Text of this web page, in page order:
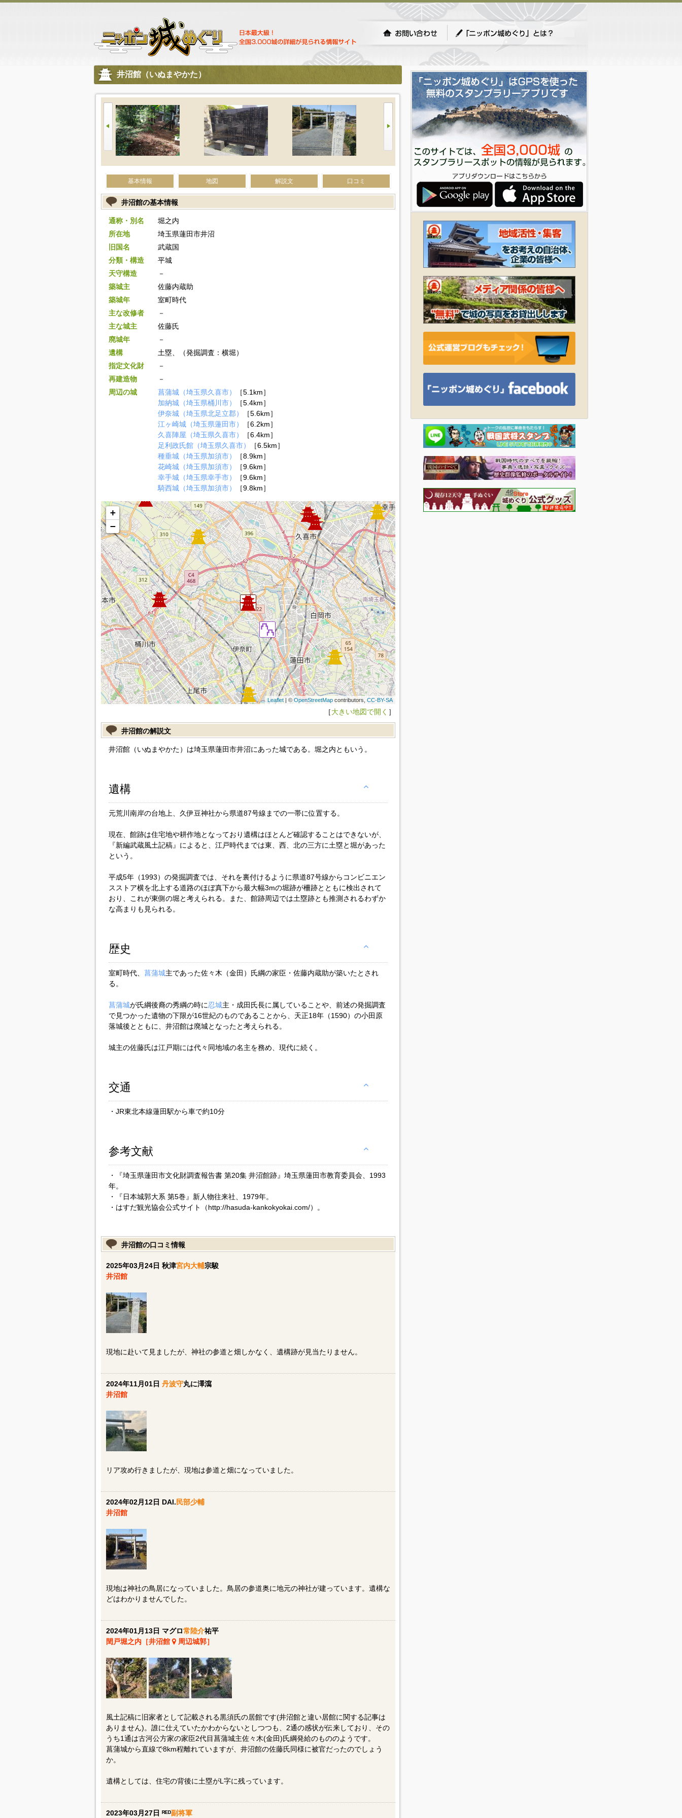
井沼館（いぬまやかた）
基本情報 地図 解説文 口コミ
井沼館の基本情報
通称・別名
堀之内
所在地
埼玉県蓮田市井沼
旧国名
武蔵国
分類・構造
平城
天守構造
－
築城主
佐藤内蔵助
築城年
室町時代
主な改修者
－
主な城主
佐藤氏
廃城年
－
遺構
土塁、（発掘調査：横堀）
指定文化財
－
再建造物
－
周辺の城
菖蒲城（埼玉県久喜市）
［5.1km］
加納城（埼玉県桶川市）
［5.4km］
伊奈城（埼玉県北足立郡）
［5.6km］
江ヶ崎城（埼玉県蓮田市）
［6.2km］
久喜陣屋（埼玉県久喜市）
［6.4km］
足利政氏館（埼玉県久喜市）
［6.5km］
種垂城（埼玉県加須市）
［8.9km］
花崎城（埼玉県加須市）
［9.6km］
幸手城（埼玉県幸手市）
［9.6km］
騎西城（埼玉県加須市）
［9.8km］
+
−
Leaflet| ©OpenStreetMapcontributors, CC-BY-SA
［大きい地図で開く ］
井沼館の解説文
井沼館（いぬまやかた）は埼玉県蓮田市井沼にあった城である。堀之内ともいう。
遺構
元荒川南岸の台地上、久伊豆神社から県道87号線までの一帯に位置する。
現在、館跡は住宅地や耕作地となっており遺構はほとんど確認することはできないが、
『新編武蔵風土記稿』によると、江戸時代までは東、西、北の三方に土塁と堀があった
という。
平成5年（1993）の発掘調査では、それを裏付けるように県道87号線からコンビニエン
スストア横を北上する道路のほぼ真下から最大幅3mの堀跡が柵跡とともに検出されて
おり、これが東側の堀と考えられる。また、館跡周辺では土塁跡とも推測されるわずか
な高まりも見られる。
歴史
室町時代、 菖蒲城主であった佐々木（金田）氏綱の家臣・佐藤内蔵助が築いたとされ
る。
菖蒲城が氏綱後裔の秀綱の時に忍城主・成田氏長に属していることや、前述の発掘調査
で見つかった遺物の下限が16世紀のものであることから、天正18年（1590）の小田原
落城後とともに、井沼館は廃城となったと考えられる。
城主の佐藤氏は江戸期には代々同地域の名主を務め、現代に続く。
交通
・JR東北本線蓮田駅から車で約10分
参考文献
・『埼玉県蓮田市文化財調査報告書 第20集 井沼館跡』埼玉県蓮田市教育委員会、1993
年。
・『日本城郭大系 第5巻』新人物往来社、1979年。
・はすだ観光協会公式サイト（http://hasuda-kankokyokai.com/）。
井沼館の口コミ情報
2025年03月24日 秋津宮内大輔宗駿
井沼館
現地に赴いて見ましたが、神社の参道と畑しかなく、遺構跡が見当たりません。
2024年11月01日 丹波守丸に澤瀉
井沼館
リア攻め行きましたが、現地は参道と畑になっていました。
2024年02月12日 DAI.民部少輔
井沼館
現地は神社の鳥居になっていました。鳥居の参道奥に地元の神社が建っています。遺構な
どはわかりませんでした。
2024年01月13日 マグロ常陸介祐平
閏戸堀之内［井沼館
周辺城郭］
風土記稿に旧家者として記載される黒須氏の居館です(井沼館と違い居館に関する記事は
ありません)。誰に仕えていたかわからないとしつつも、2通の感状が伝来しており、その
うち1通は古河公方家の家臣2代目菖蒲城主佐々木(金田)氏綱発給のもののようです。
菖蒲城から直線で8km程離れていますが、井沼館の佐藤氏同様に被官だったのでしょう
か。
遺構としては、住宅の背後に土塁がL字に残っています。
2023年03月27日 ᴿᴱᴰ副将軍